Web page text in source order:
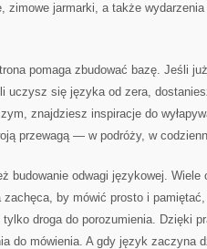
zimowe jarmarki, a także
pomaga zbudować bazę. Jeśli
uczysz się języka od zera,
znajdziesz inspiracje do
przewagą — w podróży, w
budowanie odwagi językowej. Wiele
zachęca, by mówić prosto i
droga do porozumienia. Dzięki
do mówienia. A gdy język zaczyna